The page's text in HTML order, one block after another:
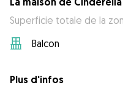
Superficie totale de la
Balcon
Plus d'infos